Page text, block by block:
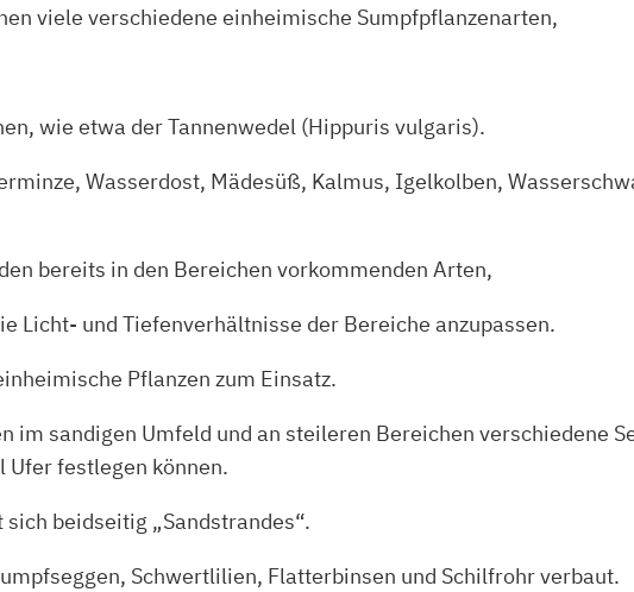
viele verschiedene einheimische Sumpfpflanzenarten,
wie etwa der Tannenwedel (Hippuris vulgaris).
Wasserdost, Mädesüß, Kalmus, Igelkolben,
bereits in den Bereichen vorkommenden Arten,
Licht- und Tiefenverhältnisse der Bereiche anzupassen.
Pflanzen zum Einsatz.
im sandigen Umfeld und an steileren Bereichen verschiedene
Ufer festlegen können.
beidseitig „Sandstrandes“.
Schwertlilien, Flatterbinsen und Schilfrohr verbaut.